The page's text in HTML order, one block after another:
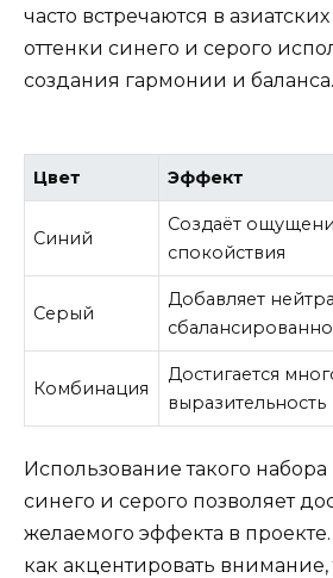
часто встречаются в азиатских
оттенки синего и серого
создания гармонии и баланса.
Цвет Эффект
Синий
Создаёт
спокойствия
Серый
Добавляет
Комбинация
Достигается
выразительность
Использование такого
синего и серого позволяет
желаемого эффекта в проекте.
как акцентировать внимание,